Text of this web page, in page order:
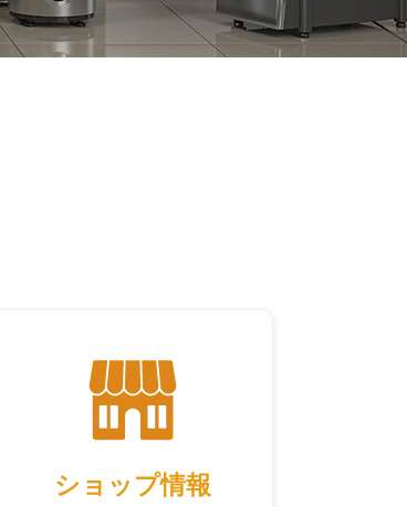
ショップ情報